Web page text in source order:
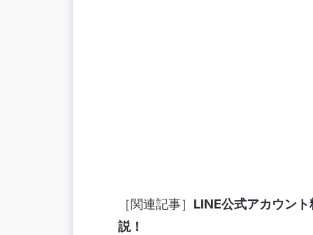
［関連記事］ LINE公式アカウン
説！